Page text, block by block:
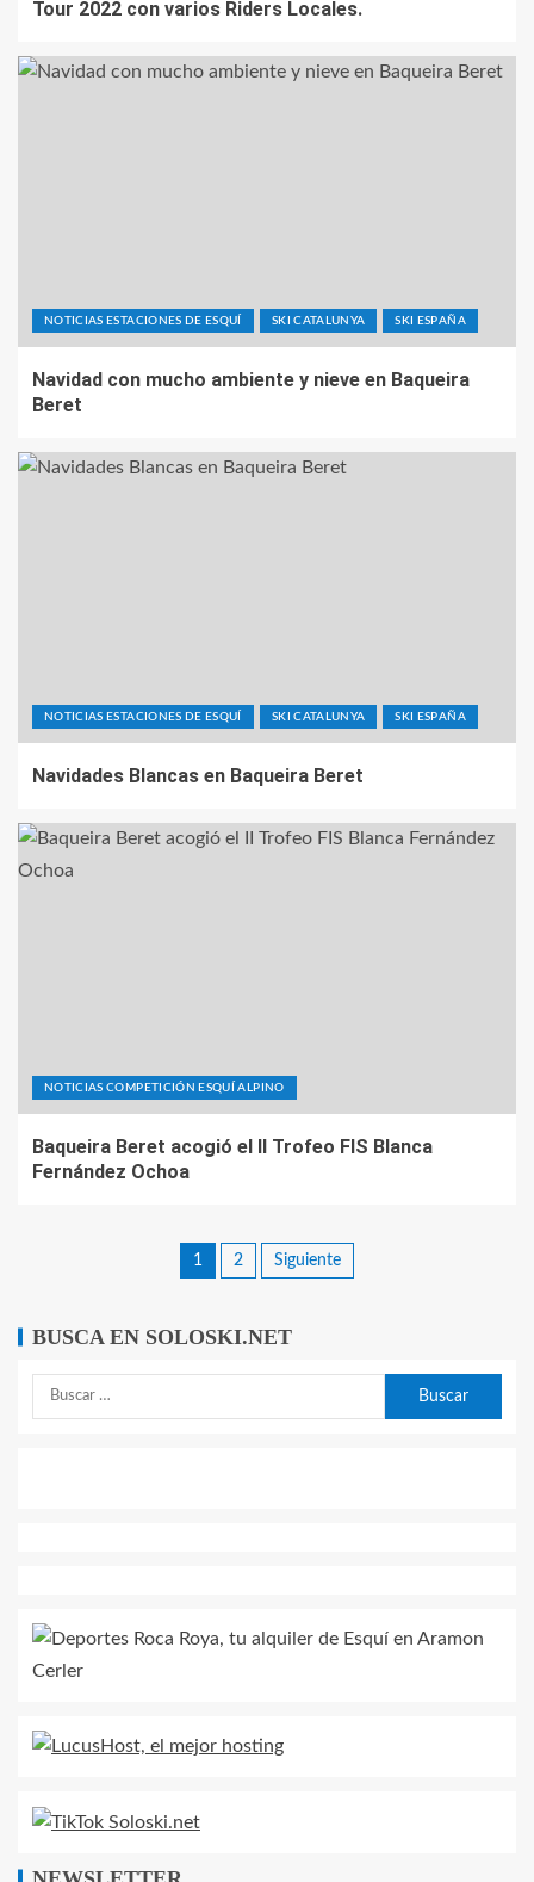
Tour 2022 con varios Riders Locales.
NOTICIAS ESTACIONES DE ESQUÍ SKI CATALUNYA SKI ESPAÑA
Navidad con mucho ambiente y nieve en Baqueira
Beret
NOTICIAS ESTACIONES DE ESQUÍ SKI CATALUNYA SKI ESPAÑA
Navidades Blancas en Baqueira Beret
NOTICIAS COMPETICIÓN ESQUÍ ALPINO
Baqueira Beret acogió el II Trofeo FIS Blanca
Fernández Ochoa
1 2 Siguiente
BUSCA EN SOLOSKI.NET